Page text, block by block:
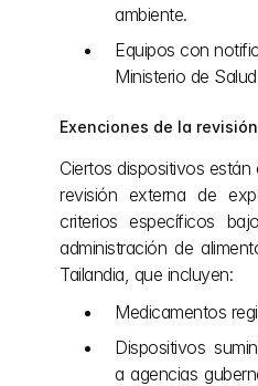
ambiente.
Equipos con
Ministerio de
Exenciones de la
Ciertos dispositivos
revisión externa de
criterios específicos
administración de
Tailandia, que incluyen:
Medicamentos
Dispositivos
a agencias